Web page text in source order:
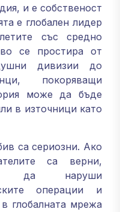
и е собственост
е глобален лидер
със средно
се простира от
дивизии до
покоряващи
може да бъде
в източници като
са сериозни. Ако
са верни,
да наруши
операции и
глобалната мрежа